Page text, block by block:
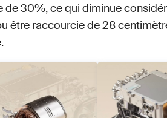
de 30%, ce qui diminue
être raccourcie de 28